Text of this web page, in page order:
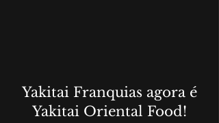
Yakitai Franquias agora é
Yakitai Oriental Food!